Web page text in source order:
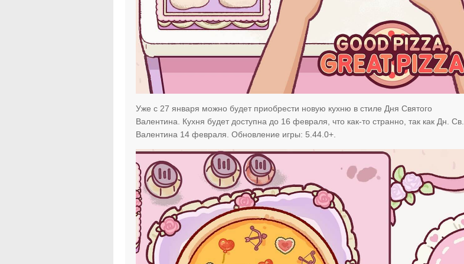
Уже с 27 января можно будет приобрести новую кухню в стиле Дня Святого
Валентина. Кухня будет доступна до 16 февраля, что как-то странно, так как Дн. Св.
Валентина 14 февраля. Обновление игры: 5.44.0+.